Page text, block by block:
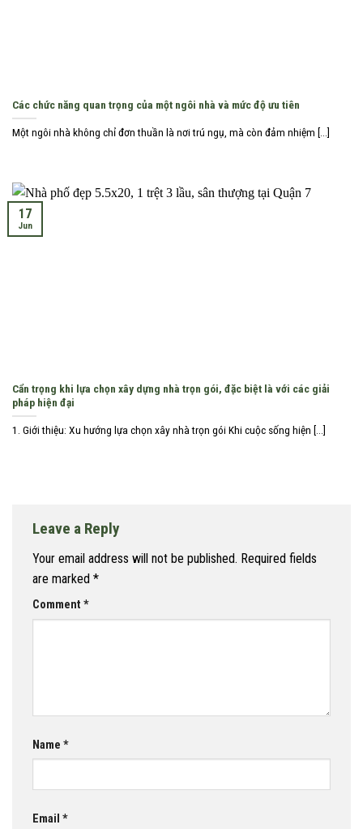
Các chức năng quan trọng của một ngôi nhà và mức độ ưu tiên
Một ngôi nhà không chỉ đơn thuần là nơi trú ngụ, mà còn đảm nhiệm [...]
Cẩn trọng khi lựa chọn xây dựng nhà trọn gói, đặc biệt là với các giải
pháp hiện đại
1. Giới thiệu: Xu hướng lựa chọn xây nhà trọn gói Khi cuộc sống hiện [...]
17
Jun
Leave a Reply
Your email address will not be published. Required fields
are marked *
Comment *
Name *
Email *